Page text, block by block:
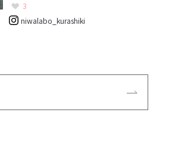
3
niwalabo_kurashiki